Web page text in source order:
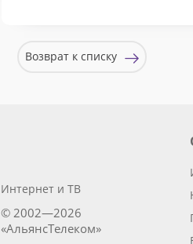
Возврат к списку
Интернет и ТВ
© 2002—2026
«АльянсТелеком»